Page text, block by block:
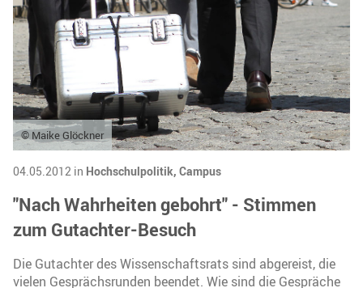
© Maike Glöckner
04.05.2012 in Hochschulpolitik, Campus
"Nach Wahrheiten gebohrt" - Stimmen
zum Gutachter-Besuch
Die Gutachter des Wissenschaftsrats sind abgereist, die
vielen Gesprächsrunden beendet. Wie sind die Gespräche